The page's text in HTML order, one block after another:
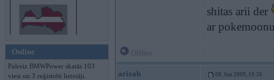
Online
Pašreiz BMWPower skatās 103
viesi un 3 reģistrēti lietotāji.
shitas arii der
ar
arizah 08. Jun 2009, 19:26